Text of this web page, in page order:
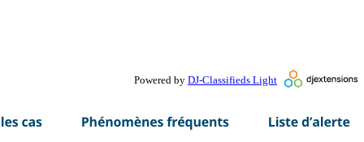
Powered by DJ-Classifieds Light